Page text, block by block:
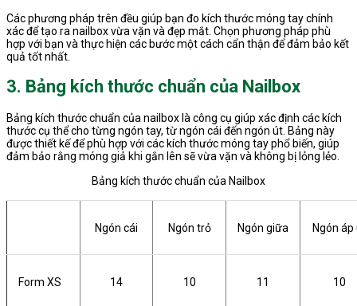
Các phương pháp trên đều giúp bạn đo kích thước móng tay chính
xác để tạo ra nailbox vừa vặn và đẹp mắt. Chọn phương pháp phù
hợp với bạn và thực hiện các bước một cách cẩn thận để đảm bảo kết
quả tốt nhất.
3. Bảng kích thước chuẩn của Nailbox
Bảng kích thước chuẩn của nailbox là công cụ giúp xác định các kích
thước cụ thể cho từng ngón tay, từ ngón cái đến ngón út. Bảng này
được thiết kế để phù hợp với các kích thước móng tay phổ biến, giúp
đảm bảo rằng móng giả khi gắn lên sẽ vừa vặn và không bị lỏng lẻo.
Bảng kích thước chuẩn của Nailbox
Ngón cái Ngón trỏ Ngón giữa Ngón áp
Form XS 14 10 11 10